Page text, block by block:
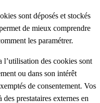
sont déposés et stockés
de mieux comprendre
les paramétrer.
l’utilisation des cookies sont
ou dans son intérêt
de consentement. Vos
prestataires externes en